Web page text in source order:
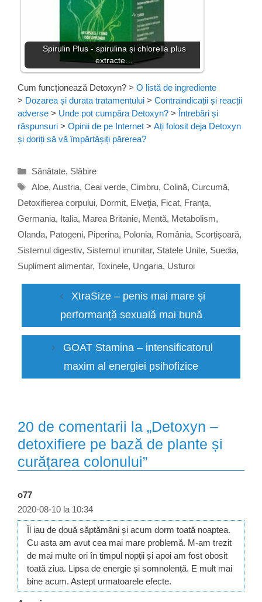
Spirulin Plus - spirulina și chlorella plus
extracte…
Cum funcționează Detoxyn? > O listă de ingrediente
> Dozarea și durata tratamentului > Contraindicații și reacții
adverse > Unde pot cumpăra Detoxyn? > Întrebări și
răspunsuri > Opinii de pe Internet > Ați folosit deja Detoxyn
și doriți să vă împărtășiți părerea?
Categorii
Sănătate, Slăbire
Etichete
Aloe, Austria, Ceai verde, Cimbru, Colină, Curcumă,
Detoxifierea corpului, Dormit, Elveţia, Ficat, Franţa,
Germania, Italia, Marea Britanie, Mentă, Metabolism,
Olanda, Patogeni, Piperina, Polonia, România, Scorțișoară,
Sistemul digestiv, Sistemul imunitar, Statele Unite, Suedia,
Supliment alimentar, Toxinele, Ungaria, Usturoi
XtraSize – penis mai mare și
performanță sexuală mai bună
GOAT Stamina – intensificatorul
maxim al energiei psihofizice
20 de comentarii la „Detoxyn –
detoxifiere pe bază de plante și
curățarea colonului”
o77
2020-08-10 la 10:34
Îl iau de două săptămâni și acum dorm toată noaptea.
Cu asta am avut cea mai mare problemă. M-am trezit
de mai multe ori în timpul nopții și apoi am fost obosit
toată ziua. Lipsa de energie și somnolență. E mult mai
bine acum. Astept urmatoarele efecte.